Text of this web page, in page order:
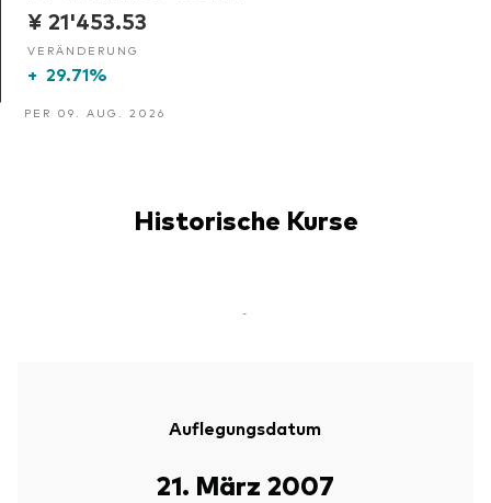
¥ 21'453.53
VERÄNDERUNG
+ 29.71%
PER 09. AUG. 2026
Historische Kurse
-
Auflegungsdatum
21. März 2007